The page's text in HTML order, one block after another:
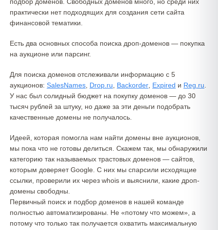
практически нет подходящих для создания сети сайта
финансовой тематики.
Есть два основных способа поиска дроп-доменов — покупка
на аукционе или парсинг.
Для поиска доменов отслеживали информацию с 5
аукционов: SalesNames Drop.ru Backorder Expired и Reg.ru
У нас был солидный бюджет на покупку доменов — до 30
тысяч рублей за штуку, но даже за эти деньги подобрать
качественные домены не получалось.
Идеей, которая помогла нам найти домены вне аукционов,
мы пока что не готовы делиться. Скажем так, мы обнаружили
категорию так называемых трастовых доменов — сайтов,
которым доверяет Google. C них мы спарсили исходящие
ссылки, проверили их через whois и выяснили, какие дроп-
домены свободны.
Первичный поиск и подбор доменов в нашей команде
полностью автоматизированы. Не «потому что можем», а
потому что только так получается охватить максимальную